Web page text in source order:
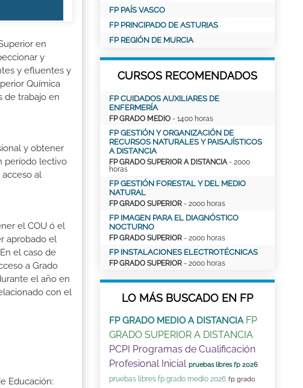
en
y
y efluentes y
Química
de trabajo en
y obtener
período lectivo
al
el COU ó el
aprobado el
el caso de
a Grado
el año en
con el
Educación:
FP PAÍS VASCO
FP PRINCIPADO DE ASTURIAS
FP REGIÓN DE MURCIA
CURSOS RECOMENDADOS
FP CUIDADOS AUXILIARES DE
ENFERMERÍA
FP GRADO MEDIO - 1400 horas
FP GESTIÓN Y ORGANIZACIÓN DE
RECURSOS NATURALES Y PAISAJÍSTICOS
A DISTANCIA
FP GRADO SUPERIOR A DISTANCIA- 2000
horas
FP GESTIÓN FORESTAL Y DEL MEDIO
NATURAL
FP GRADO SUPERIOR - 2000 horas
FP IMAGEN PARA EL DIAGNÓSTICO
NOCTURNO
FP GRADO SUPERIOR - 2000 horas
FP INSTALACIONES ELECTROTÉCNICAS
FP GRADO SUPERIOR - 2000 horas
LO MÁS BUSCADO EN FP
FP GRADO MEDIO A DISTANCIA FP
GRADO SUPERIOR A DISTANCIA
PCPI Programas de Cualificación
Profesional Inicial pruebas libres fp 2026
pruebas libres fp grado medio 2026 fp grado